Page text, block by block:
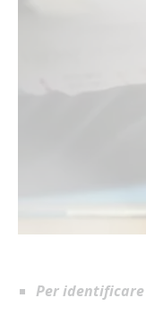
Peridentificare